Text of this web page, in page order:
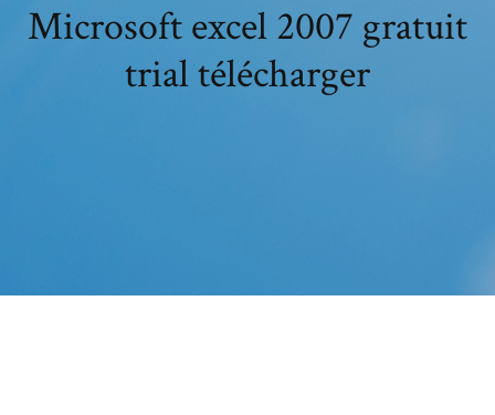
Microsoft excel 2007 gratuit
trial télécharger